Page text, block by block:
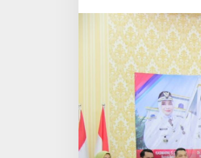
di
Indonesia